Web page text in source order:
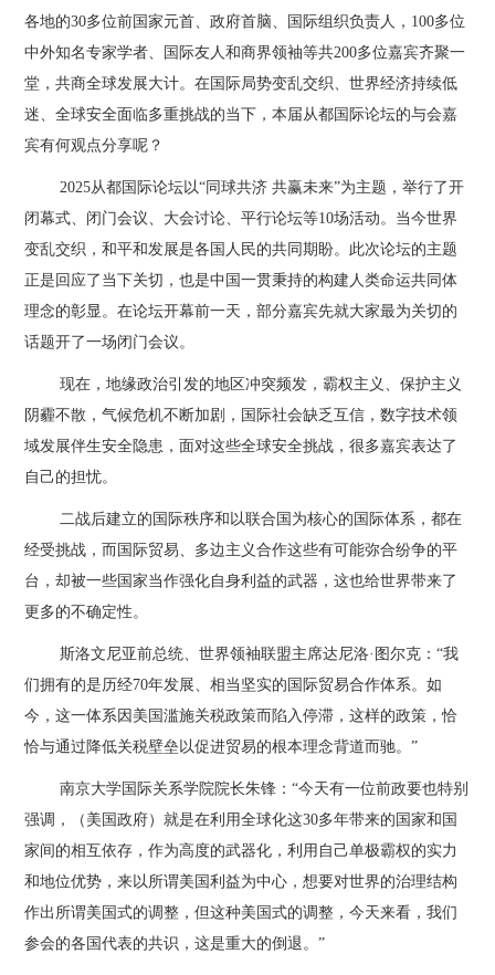
各地的30多位前国家元首、政府首脑、国际组织负责人，100多位
中外知名专家学者、国际友人和商界领袖等共200多位嘉宾齐聚一
堂，共商全球发展大计。在国际局势变乱交织、世界经济持续低
迷、全球安全面临多重挑战的当下，本届从都国际论坛的与会嘉
宾有何观点分享呢？
2025从都国际论坛以“同球共济 共赢未来”为主题，举行了开
闭幕式、闭门会议、大会讨论、平行论坛等10场活动。当今世界
变乱交织，和平和发展是各国人民的共同期盼。此次论坛的主题
正是回应了当下关切，也是中国一贯秉持的构建人类命运共同体
理念的彰显。在论坛开幕前一天，部分嘉宾先就大家最为关切的
话题开了一场闭门会议。
现在，地缘政治引发的地区冲突频发，霸权主义、保护主义
阴霾不散，气候危机不断加剧，国际社会缺乏互信，数字技术领
域发展伴生安全隐患，面对这些全球安全挑战，很多嘉宾表达了
自己的担忧。
二战后建立的国际秩序和以联合国为核心的国际体系，都在
经受挑战，而国际贸易、多边主义合作这些有可能弥合纷争的平
台，却被一些国家当作强化自身利益的武器，这也给世界带来了
更多的不确定性。
斯洛文尼亚前总统、世界领袖联盟主席达尼洛·图尔克：“我
们拥有的是历经70年发展、相当坚实的国际贸易合作体系。如
今，这一体系因美国滥施关税政策而陷入停滞，这样的政策，恰
恰与通过降低关税壁垒以促进贸易的根本理念背道而驰。”
南京大学国际关系学院院长朱锋：“今天有一位前政要也特别
强调，（美国政府）就是在利用全球化这30多年带来的国家和国
家间的相互依存，作为高度的武器化，利用自己单极霸权的实力
和地位优势，来以所谓美国利益为中心，想要对世界的治理结构
作出所谓美国式的调整，但这种美国式的调整，今天来看，我们
参会的各国代表的共识，这是重大的倒退。”